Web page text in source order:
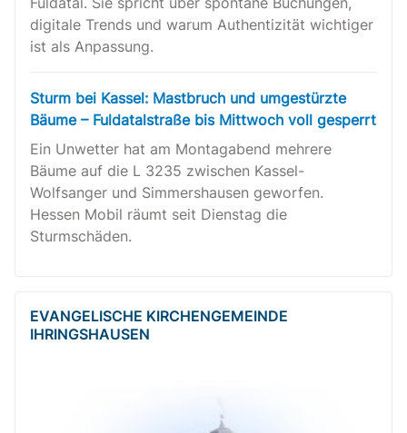
digitale Trends und warum Authentizität wichtiger
ist als Anpassung.
Sturm bei Kassel: Mastbruch und umgestürzte
Bäume – Fuldatalstraße bis Mittwoch voll gesperrt
Ein Unwetter hat am Montagabend mehrere
Bäume auf die L 3235 zwischen Kassel-
Wolfsanger und Simmershausen geworfen.
Hessen Mobil räumt seit Dienstag die
Sturmschäden.
EVANGELISCHE KIRCHENGEMEINDE
IHRINGSHAUSEN